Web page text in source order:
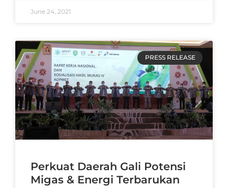
June 24, 2021
PRESS RELEASE
Perkuat Daerah Gali Potensi
Migas & Energi Terbarukan